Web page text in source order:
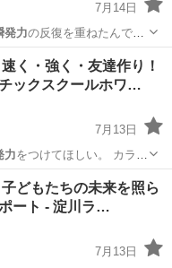
7月14日
発力の反復を重ねたんで
早慶
く・強く・友達作り！
ックスクールホワ…
7月13日
力をつけてほしい。 カラダ
どもたちの未来を照ら
ート - 淀川ラ…
7月13日